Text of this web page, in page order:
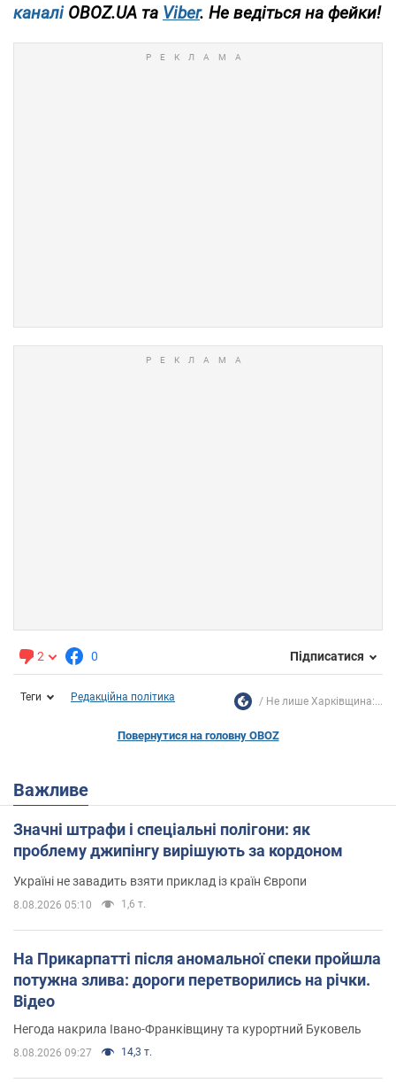
каналіOBOZ.UA та Viber. Не ведіться на фейки!
2 0 Підписатися
Теги Редакційна політика Не лише Харківщина:...
Повернутися на головну OBOZ
Важливе
Значні штрафи і спеціальні полігони: як
проблему джипінгу вирішують за кордоном
Україні не завадить взяти приклад із країн Європи
8.08.2026 05:10 1,6 т.
На Прикарпатті після аномальної спеки пройшла
потужна злива: дороги перетворились на річки.
Відео
Негода накрила Івано-Франківщину та курортний Буковель
8.08.2026 09:27 14,3 т.